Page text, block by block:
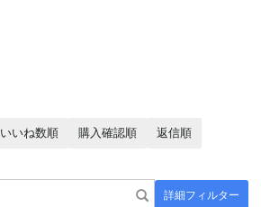
詳細フィルター
いいね数順 購入確認順 返信順